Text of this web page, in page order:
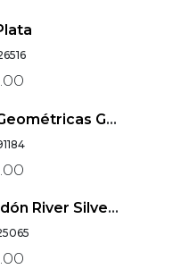
Líneas Geométricas Gris Oscuro David Vienna Metropolitan Travel Styles
Almohadón River Silver L